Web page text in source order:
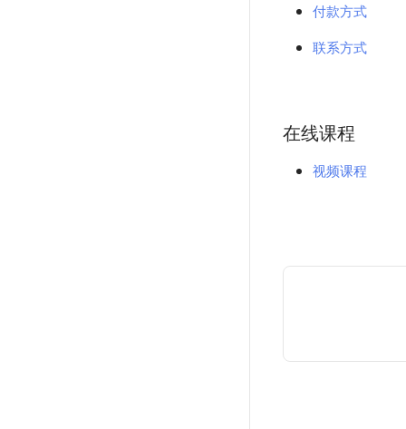
付款方式
联系方式
在线课程
视频课程